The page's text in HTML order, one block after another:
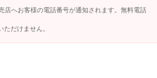
店へお客様の電話番号が通知されます。無料電話
だけません。